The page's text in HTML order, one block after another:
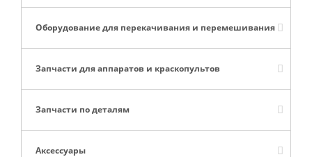
Оборудование для перекачивания и перемешивания
Запчасти для аппаратов и краскопультов
Запчасти по деталям
Аксессуары